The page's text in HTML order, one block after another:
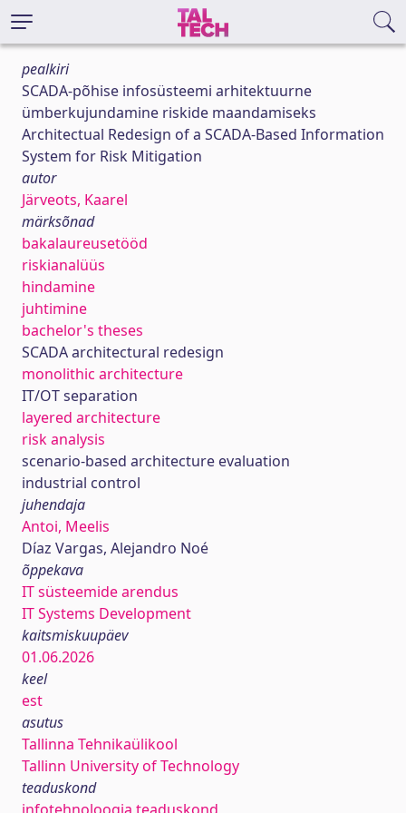
pealkiri
SCADA-põhise infosüsteemi arhitektuurne
ümberkujundamine riskide maandamiseks
Architectual Redesign of a SCADA-Based Information
System for Risk Mitigation
autor
Järveots, Kaarel
märksõnad
bakalaureusetööd
riskianalüüs
hindamine
juhtimine
bachelor's theses
SCADA architectural redesign
monolithic architecture
IT/OT separation
layered architecture
risk analysis
scenario-based architecture evaluation
industrial control
juhendaja
Antoi, Meelis
Díaz Vargas, Alejandro Noé
õppekava
IT süsteemide arendus
IT Systems Development
kaitsmiskuupäev
01.06.2026
keel
est
asutus
Tallinna Tehnikaülikool
Tallinn University of Technology
teaduskond